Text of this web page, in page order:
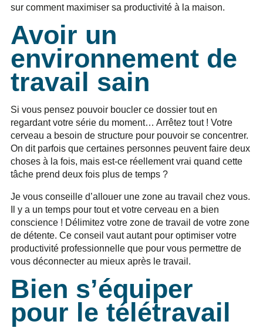
sur comment maximiser sa productivité à la maison.
Avoir un
environnement de
travail sain
Si vous pensez pouvoir boucler ce dossier tout en
regardant votre série du moment… Arrêtez tout ! Votre
cerveau a besoin de structure pour pouvoir se concentrer.
On dit parfois que certaines personnes peuvent faire deux
choses à la fois, mais est-ce réellement vrai quand cette
tâche prend deux fois plus de temps ?
Je vous conseille d’allouer une zone au travail chez vous.
Il y a un temps pour tout et votre cerveau en a bien
conscience ! Délimitez votre zone de travail de votre zone
de détente. Ce conseil vaut autant pour optimiser votre
productivité professionnelle que pour vous permettre de
vous déconnecter au mieux après le travail.
Bien s’équiper
pour le télétravail